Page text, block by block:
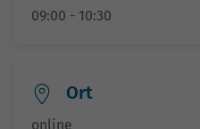
09:00 - 10:30
Ort
online